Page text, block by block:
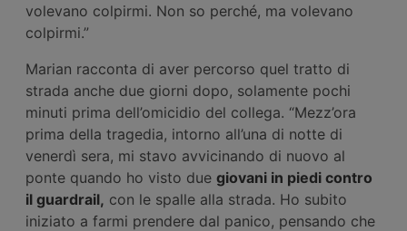
volevano colpirmi. Non so perché, ma volevano
colpirmi.”
Marian racconta di aver percorso quel tratto di
strada anche due giorni dopo, solamente pochi
minuti prima dell’omicidio del collega. “Mezz’ora
prima della tragedia, intorno all’una di notte di
venerdì sera, mi stavo avvicinando di nuovo al
ponte quando ho visto due giovani in piedi contro
il guardrail, con le spalle alla strada. Ho subito
iniziato a farmi prendere dal panico, pensando che